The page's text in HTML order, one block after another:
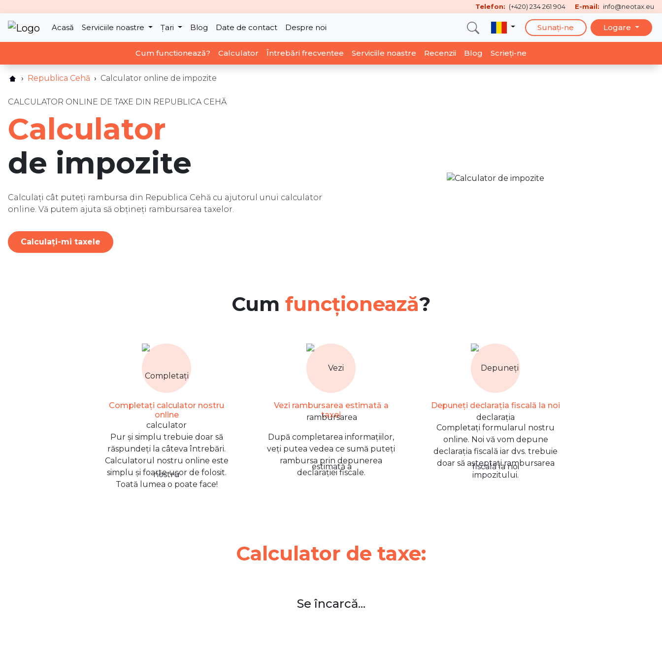
Telefon: (+420) 234 261 904 E-mail: info@neotax.eu
Acasă Serviciile noastre Țari Blog Date de contact Despre noi Sunați-ne Logare
Cum functionează? Calculator Întrebări frecventee Serviciile noastre Recenzii Blog Scrieți-ne
Republica Cehă Calculator online de impozite
CALCULATOR ONLINE DE TAXE DIN REPUBLICA CEHĂ
Calculator
de impozite
Calculați cât puteți rambursa din Republica Cehă cu ajutorul unui calculator
online. Vă putem ajuta să obțineți rambursarea taxelor.
Calculați-mi taxele
Cum funcționează?
Completați calculator nostru
online
Pur și simplu trebuie doar să
răspundeți la câteva întrebări.
Calculatorul nostru online este
simplu și foarte ușor de folosit.
Toată lumea o poate face!
Vezi rambursarea estimată a
taxei
După completarea informațiilor,
veți putea vedea ce sumă puteți
rambursa prin depunerea
declarației fiscale.
Depuneți declarația fiscală la noi
Completați formularul nostru
online. Noi vă vom depune
declarația fiscală iar dvs. trebuie
doar să așteptați rambursarea
impozitului.
Calculator de taxe:
Se încarcă...